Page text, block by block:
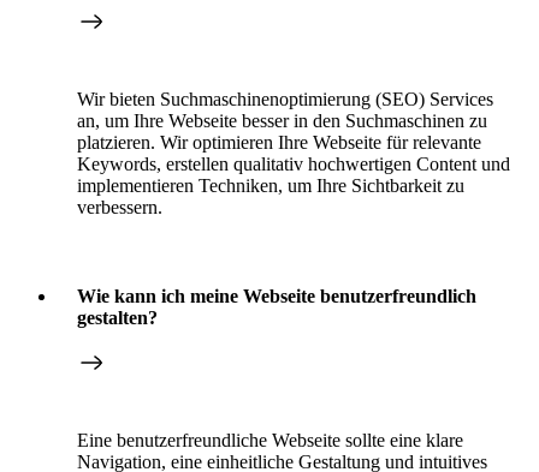
Wir bieten Suchmaschinenoptimierung (SEO) Services
an, um Ihre Webseite besser in den Suchmaschinen zu
platzieren. Wir optimieren Ihre Webseite für relevante
Keywords, erstellen qualitativ hochwertigen Content und
implementieren Techniken, um Ihre Sichtbarkeit zu
verbessern.
Wie kann ich meine Webseite benutzerfreundlich
gestalten?
Eine benutzerfreundliche Webseite sollte eine klare
Navigation, eine einheitliche Gestaltung und intuitives